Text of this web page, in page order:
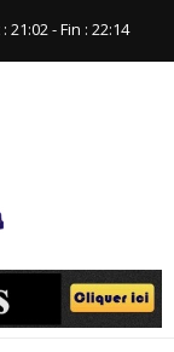
- Fin : ‪22:14‬